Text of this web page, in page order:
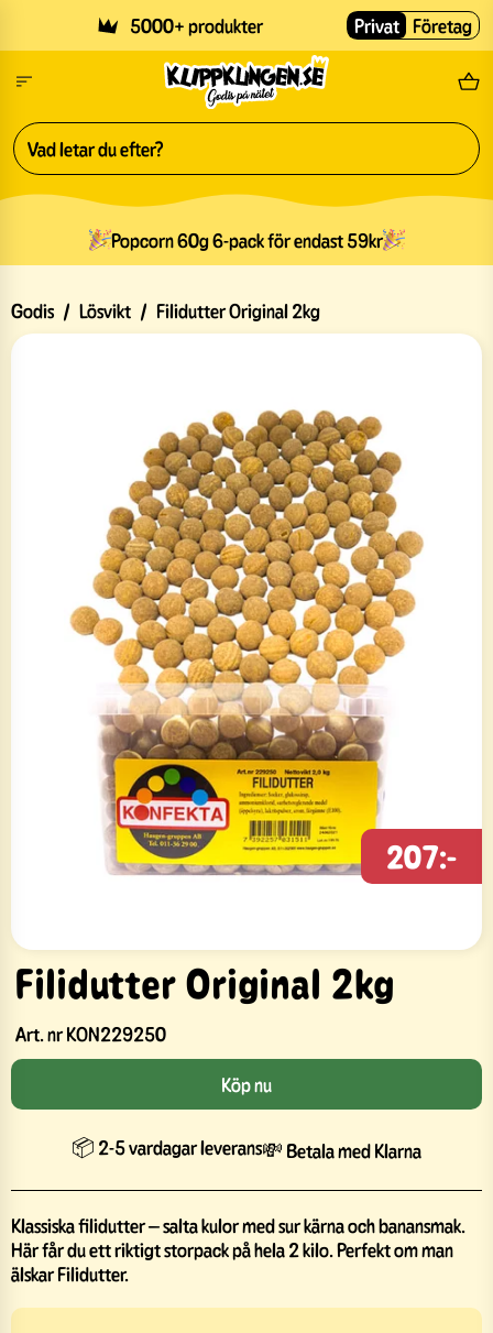
5000+ produkter Fri
Privat Företag
Popcorn 60g 6-pack för endast 59kr
Godis / Lösvikt / Filidutter Original 2kg
Filidutter Original 2kg
Art. nrKON229250
207:-
Köp nu
📦 2-5 vardagar leverans💸 Betala med Klarna
Klassiska filidutter – salta kulor med sur kärna och banansmak.
Här får du ett riktigt storpack på hela 2 kilo. Perfekt om man
älskar Filidutter.